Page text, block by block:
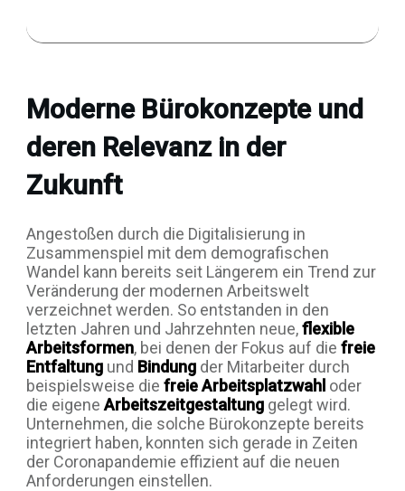
Moderne Bürokonzepte und
deren Relevanz in der
Zukunft
Angestoßen durch die Digitalisierung in
Zusammenspiel mit dem demografischen
Wandel kann bereits seit Längerem ein Trend zur
Veränderung der modernen Arbeitswelt
verzeichnet werden. So entstanden in den
letzten Jahren und Jahrzehnten neue,flexible
Arbeitsformen, bei denen der Fokus auf die freie
Entfaltung und Bindung der Mitarbeiter durch
beispielsweise die freie Arbeitsplatzwahl oder
die eigene Arbeitszeitgestaltung gelegt wird.
Unternehmen, die solche Bürokonzepte bereits
integriert haben, konnten sich gerade in Zeiten
der Coronapandemie effizient auf die neuen
Anforderungen einstellen.